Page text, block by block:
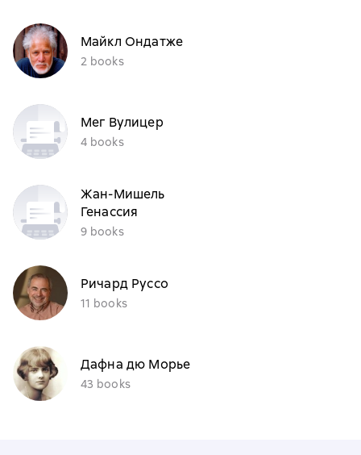
Майкл Ондатже
2 books
Мег Вулицер
4 books
Жан-Мишель
Генассия
9 books
Ричард Руссо
11 books
Дафна дю Морье
43 books